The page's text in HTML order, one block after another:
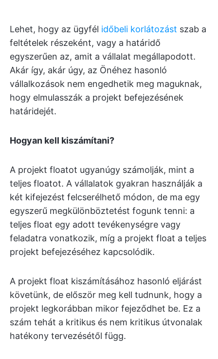
Lehet, hogy az ügyfél időbeli korlátozást szab a
feltételek részeként, vagy a határidő
egyszerűen az, amit a vállalat megállapodott.
Akár így, akár úgy, az Önéhez hasonló
vállalkozások nem engedhetik meg maguknak,
hogy elmulasszák a projekt befejezésének
határidejét.
Hogyan kell kiszámítani?
A projekt floatot ugyanúgy számolják, mint a
teljes floatot. A vállalatok gyakran használják a
két kifejezést felcserélhető módon, de ma egy
egyszerű megkülönböztetést fogunk tenni: a
teljes float egy adott tevékenységre vagy
feladatra vonatkozik, míg a projekt float a teljes
projekt befejezéséhez kapcsolódik.
A projekt float kiszámításához hasonló eljárást
követünk, de először meg kell tudnunk, hogy a
projekt legkorábban mikor fejeződhet be. Ez a
szám tehát a kritikus és nem kritikus útvonalak
hatékony tervezésétől függ.